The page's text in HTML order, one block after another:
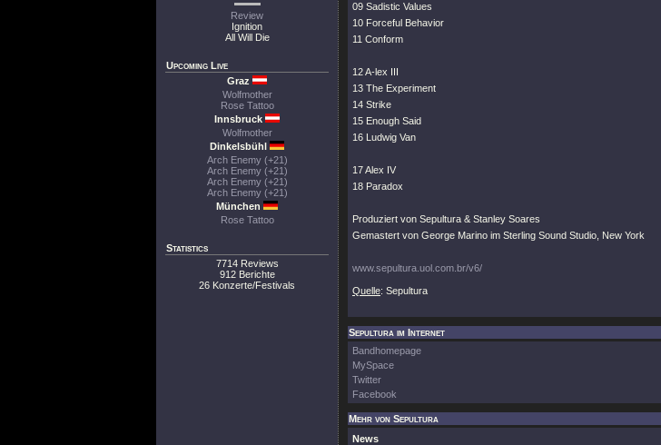
Review
Ignition
All Will Die
Upcoming Live
Graz
Wolfmother
Rose Tattoo
Innsbruck
Wolfmother
Dinkelsbühl
Arch Enemy (+21)
Arch Enemy (+21)
Arch Enemy (+21)
Arch Enemy (+21)
München
Rose Tattoo
Statistics
7714 Reviews
912 Berichte
26 Konzerte/Festivals
09 Sadistic Values
10 Forceful Behavior
11 Conform
12 A-lex III
13 The Experiment
14 Strike
15 Enough Said
16 Ludwig Van
17 Alex IV
18 Paradox
Produziert von Sepultura & Stanley Soares
Gemastert von George Marino im Sterling Sound Studio, New York
www.sepultura.uol.com.br/v6/
Quelle: Sepultura
Sepultura im Internet
Bandhomepage
MySpace
Twitter
Facebook
Mehr von Sepultura
News